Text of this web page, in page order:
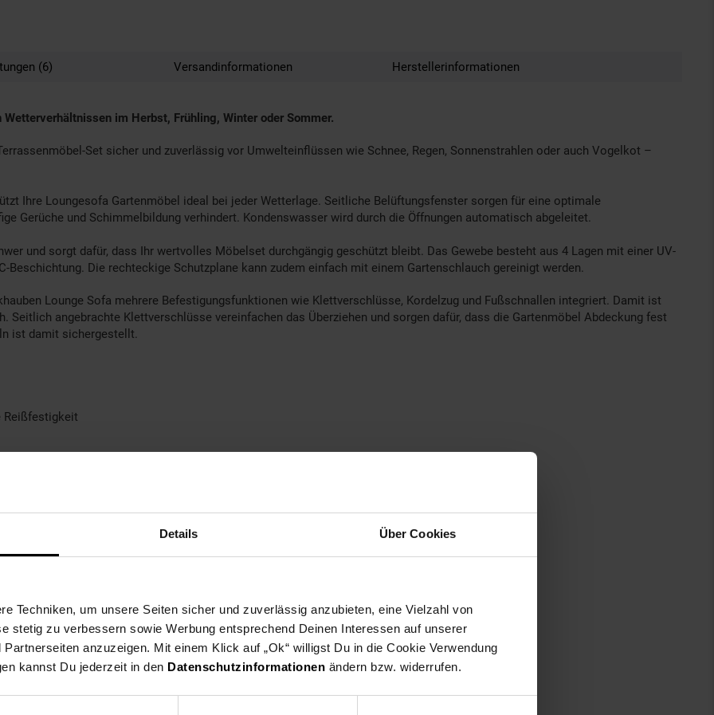
Details Über Cookies
Techniken, um unsere Seiten sicher und zuverlässig anzubieten, eine Vielzahl von
stetig zu verbessern sowie Werbung entsprechend Deinen Interessen auf unserer
anzuzeigen. Mit einem Klick auf „Ok“ willigst Du in die Cookie Verwendung
kannst Du jederzeit in den Datenschutzinformationen ändern bzw. widerrufen.
(6) Versandinformationen Herstellerinformationen
im Herbst, Frühling, Winter oder Sommer.
Set sicher und zuverlässig vor Umwelteinflüssen wie Schnee, Regen, Sonnenstrahlen oder auch Vogelkot –
Ihre Loungesofa Gartenmöbel ideal bei jeder Wetterlage. Seitliche Belüftungsfenster sorgen für eine optimale
Gerüche und Schimmelbildung verhindert. Kondenswasser wird durch die Öffnungen automatisch abgeleitet.
und sorgt dafür, dass Ihr wertvolles Möbelset durchgängig geschützt bleibt. Das Gewebe besteht aus 4 Lagen mit einer UV-
Beschichtung. Die rechteckige Schutzplane kann zudem einfach mit einem Gartenschlauch gereinigt werden.
Lounge Sofa mehrere Befestigungsfunktionen wie Klettverschlüsse, Kordelzug und Fußschnallen integriert. Damit ist
angebrachte Klettverschlüsse vereinfachen das Überziehen und sorgen dafür, dass die Gartenmöbel Abdeckung fest
ist damit sichergestellt.
Reißfestigkeit